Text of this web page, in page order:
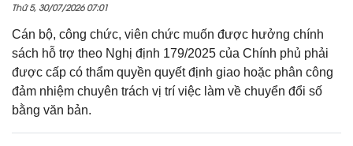
Thứ 5, 30/07/2026 07:01
Cán bộ, công chức, viên chức muốn được hưởng chính
sách hỗ trợ theo Nghị định 179/2025 của Chính phủ phải
được cấp có thẩm quyền quyết định giao hoặc phân công
đảm nhiệm chuyên trách vị trí việc làm về chuyển đổi số
bằng văn bản.